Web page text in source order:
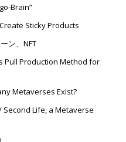
Brain”
Sticky Products
ン、NFT
Pull Production Method for
Metaverses Exist?
Second Life, a Metaverse